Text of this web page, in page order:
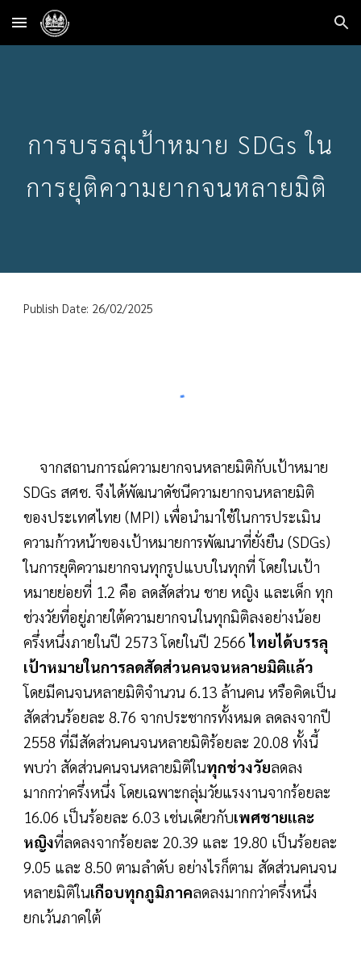
Skip to main content Skip to navigation
การบรรลุเป้าหมาย SDGs ใน
การยุติความยากจนหลายมิติ
Publish Date: 26/02/2025
จากสถานการณ์ความยากจนหลายมิติกับเป้าหมาย
SDGs สศช. จึงได้พัฒนาดัชนีความยากจนหลายมิติ
ของประเทศไทย (MPI) เพื่อนำมาใช้ในการประเมิน
ความก้าวหน้าของเป้าหมายการพัฒนาที่ยั่งยืน (SDGs)
ในการยุติความยากจนทุกรูปแบบในทุกที่ โดยในเป้า
หมายย่อยที่ 1.2 คือ ลดสัดส่วน ชาย หญิง และเด็ก ทุก
ช่วงวัยที่อยู่ภายใต้ความยากจนในทุกมิติลงอย่างน้อย
ครึ่งหนึ่งภายในปี 2573 โดยในปี 2566ไทยได้บรรลุ
เป้าหมายในการลดสัดส่วนคนจนหลายมิติแล้ว
โดยมีคนจนหลายมิติจำนวน 6.13 ล้านคน หรือคิดเป็น
สัดส่วนร้อยละ 8.76 จากประชากรทั้งหมด ลดลงจากปี
2558 ที่มีสัดส่วนคนจนหลายมิติร้อยละ 20.08 ทั้งนี้
พบว่า สัดส่วนคนจนหลายมิติในทุกช่วงวัยลดลง
มากกว่าครึ่งหนึ่ง โดยเฉพาะกลุ่มวัยแรงงานจากร้อยละ
16.06 เป็นร้อยละ 6.03 เช่นเดียวกับเพศชายและ
หญิงที่ลดลงจากร้อยละ 20.39 และ 19.80 เป็นร้อยละ
9.05 และ 8.50 ตามลำดับ อย่างไรก็ตาม สัดส่วนคนจน
หลายมิติในเกือบทุกภูมิภาคลดลงมากกว่าครึ่งหนึ่ง
ยกเว้นภาคใต้